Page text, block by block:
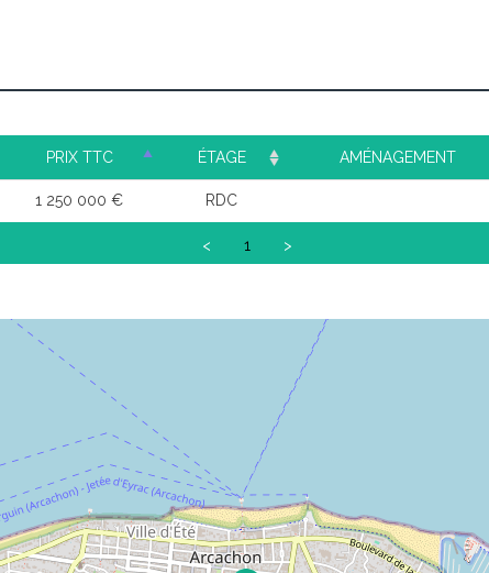
PRIX TTC ÉTAGE AMÉNAGEMENT
1 250 000 € RDC
< 1 >